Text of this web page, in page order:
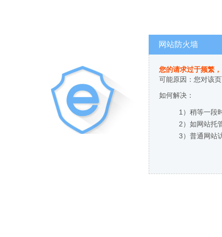
网站防火墙
您的请求过于频繁
可能原因：您对该
如何解决：
1）稍等一段
2）如网站托
3）普通网站